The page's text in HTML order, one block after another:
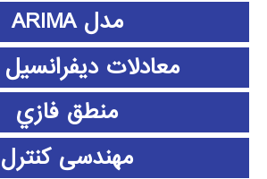
مدل ARIMA
معادلات دیفرانسیل ODE
منطق فازي
مهندسی کنترل